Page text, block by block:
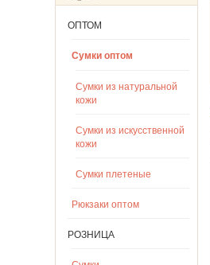
ОПТОМ
Сумки оптом
Сумки из натуральной
кожи
Сумки из искусственной
кожи
Сумки плетеные
Рюкзаки оптом
РОЗНИЦА